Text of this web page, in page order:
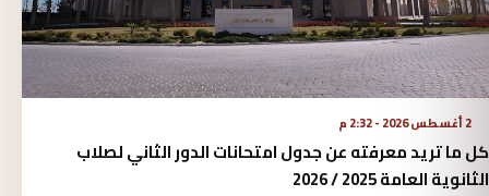
2 أغسطس 2026 - 2:32 م
كل ما تريد معرفته عن جدول امتحانات الدور الثاني لصلاب
الثانوية العامة 2025 / 2026